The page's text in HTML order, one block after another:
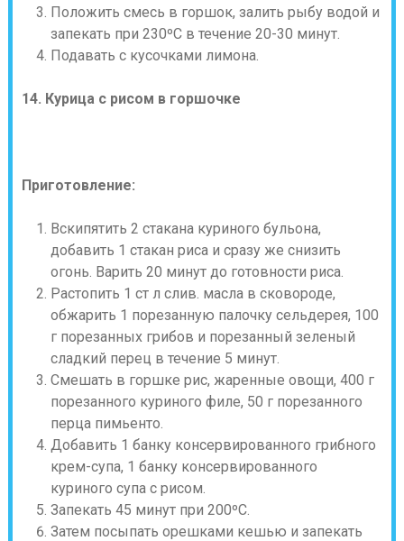
Положить смесь в горшок, залить рыбу водой и
запекать при 230ºС в течение 20-30 минут.
Подавать с кусочками лимона.
14. Курица с рисом в горшочке
Приготовление:
Вскипятить 2 стакана куриного бульона,
добавить 1 стакан риса и сразу же снизить
огонь. Варить 20 минут до готовности риса.
Растопить 1 ст л слив. масла в сковороде,
обжарить 1 порезанную палочку сельдерея, 100
г порезанных грибов и порезанный зеленый
сладкий перец в течение 5 минут.
Смешать в горшке рис, жаренные овощи, 400 г
порезанного куриного филе, 50 г порезанного
перца пимьенто.
Добавить 1 банку консервированного грибного
крем-супа, 1 банку консервированного
куриного супа с рисом.
Запекать 45 минут при 200ºС.
Затем посыпать орешками кешью и запекать